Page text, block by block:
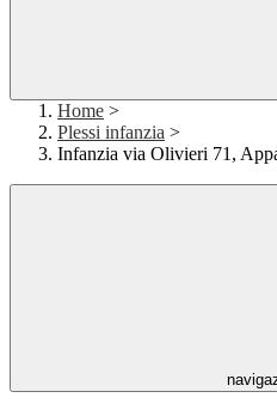
Home >
Plessi infanzia >
Infanzia via Olivieri 71,